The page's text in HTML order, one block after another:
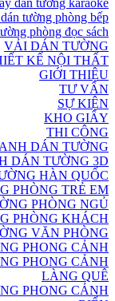
dán tường karaoke
tường phòng bếp
phòng đọc sách
VẢI DÁN TƯỜNG
KẾ NỘI THẤT
GIỚI THIỆU
TƯ VẤN
SỰ KIỆN
KHO GIẤY
THI CÔNG
DÁN TƯỜNG
DÁN TƯỜNG 3D
HÀN QUỐC
PHÒNG TRẺ EM
PHÒNG NGỦ
PHÒNG KHÁCH
VĂN PHÒNG
PHONG CẢNH
PHONG CẢNH
LÀNG QUÊ
PHONG CẢNH